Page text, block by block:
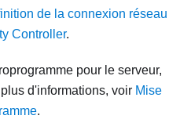
de la connexion réseau
Controller.
pour le serveur,
d'informations, voir Mise
.